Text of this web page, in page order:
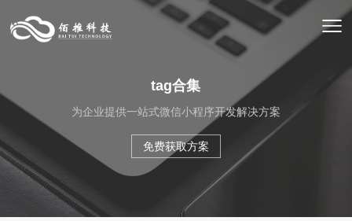
tag合集
为企业提供一站式微信小程序开发解决方案
免费获取方案